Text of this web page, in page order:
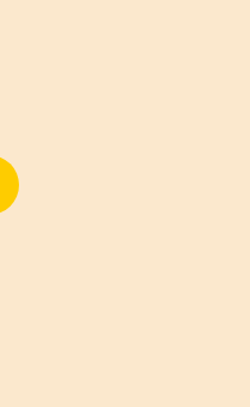
факт. – 2017. –
наука. –
и конституционно-
правонарушения //
2016. – № 12. – С. 85.